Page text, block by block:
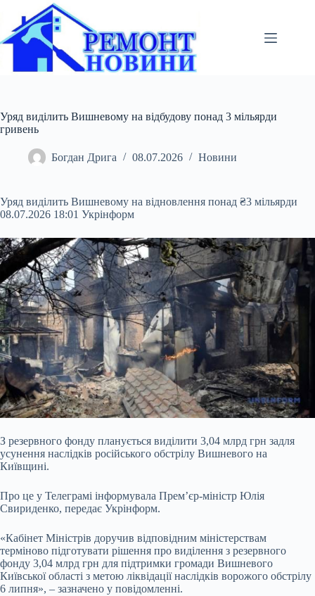
вмісту
Уряд виділить Вишневому на відбудову понад 3 мільярди
гривень
Богдан Дрига 08.07.2026 Новини
Уряд виділить Вишневому на відновлення понад ₴3 мільярди
08.07.2026 18:01 Укрінформ
З резервного фонду планується виділити 3,04 млрд грн задля
усунення наслідків російського обстрілу Вишневого на
Київщині.
Про це у Телеграмі інформувала Прем’єр-міністр Юлія
Свириденко, передає Укрінформ.
«Кабінет Міністрів доручив відповідним міністерствам
терміново підготувати рішення про виділення з резервного
фонду 3,04 млрд грн для підтримки громади Вишневого
Київської області з метою ліквідаціїнаслідків ворожого обстрілу
6 липня», – зазначено у повідомленні.